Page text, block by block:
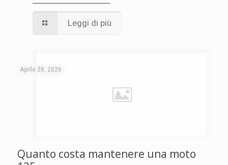
Leggi di più
Aprile 28, 2026
Quanto costa mantenere una moto